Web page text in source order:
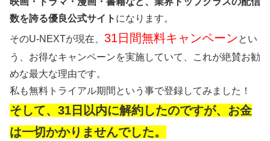
数を誇る優良公式サイト になります。
そのU-NEXTが現在、 31日間無料キャンペーンとい
う、お得なキャンペーンを実施していて、これが絶賛お勧
めな最大な理由です。
私も無料トライアル期間という事で登録してみました！
そして、31日以内に解約したのですが、お金
は一切かかりませんでした。